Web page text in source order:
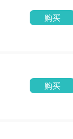
购买
购买